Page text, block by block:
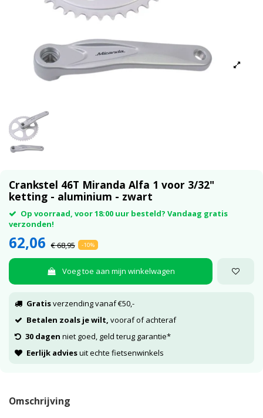
Crankstel 46T Miranda Alfa 1 voor 3/32"
ketting - aluminium - zwart
Op voorraad, voor 18:00 uur besteld? Vandaag gratis
verzonden!
62,06 € 68,95 -10%
Voeg toe aan mijn winkelwagen
Gratisverzending vanaf €50,-
Betalen zoals je wilt, vooraf of achteraf
30 dagen niet goed, geld terug garantie*
Eerlijk adviesuit echte fietsenwinkels
Omschrijving